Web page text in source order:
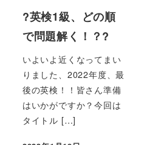
?英検1級、どの順
で問題解く！？?
いよいよ近くなってまい
りました、2022年度、最
後の英検！！皆さん準備
はいかがですか？今回は
タイトル […]